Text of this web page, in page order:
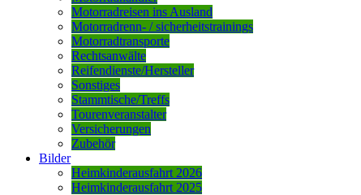
Motorradreisen ins Ausland
Motorradrenn- / sicherheitstrainings
Motorradtransporte
Rechtsanwälte
Reifendienste/Hersteller
Sonstiges
Stammtische/Treffs
Tourenveranstalter
Versicherungen
Zubehör
Bilder
Heimkinderausfahrt 2026
Heimkinderausfahrt 2025